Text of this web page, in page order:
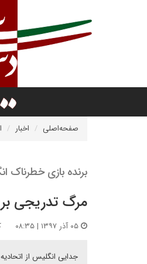
صفحه‌اصلی اخبار
برنده بازی
مرگ تدریجی
جدایی انگلیس از